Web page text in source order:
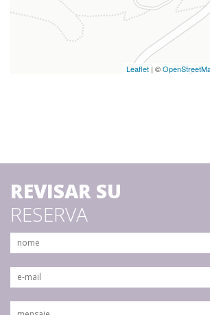
Leaflet | ©
REVISAR SU
RESERVA